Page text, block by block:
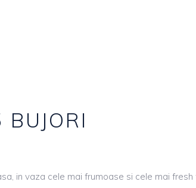
in vaza cele mai frumoase si cele mai fresh